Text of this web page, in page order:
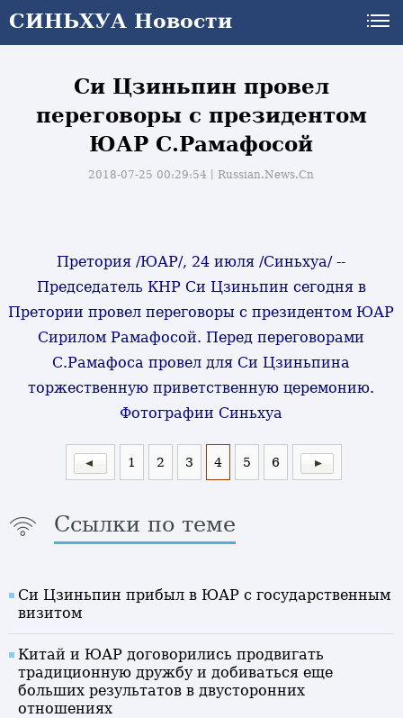
СИНЬХУА Новости
Си Цзиньпин провел
переговоры с президентом
ЮАР С.Рамафосой
2018-07-25 00:29:54丨Russian.News.Cn
Претория /ЮАР/, 24 июля /Синьхуа/ --
Председатель КНР Си Цзиньпин сегодня в
Претории провел переговоры с президентом ЮАР
Сирилом Рамафосой. Перед переговорами
С.Рамафоса провел для Си Цзиньпина
торжественную приветственную церемонию.
Фотографии Синьхуа
1 2 3 4 5 6
Ссылки по теме
Си Цзиньпин прибыл в ЮАР с государственным
визитом
Китай и ЮАР договорились продвигать
традиционную дружбу и добиваться еще
больших результатов в двусторонних
отношениях